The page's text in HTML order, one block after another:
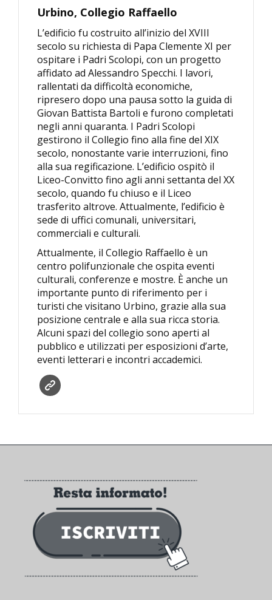
Urbino, Collegio Raffaello
L’edificio fu costruito all’inizio del XVIII
secolo su richiesta di Papa Clemente XI per
ospitare i Padri Scolopi, con un progetto
affidato ad Alessandro Specchi. I lavori,
rallentati da difficoltà economiche,
ripresero dopo una pausa sotto la guida di
Giovan Battista Bartoli e furono completati
negli anni quaranta. I Padri Scolopi
gestirono il Collegio fino alla fine del XIX
secolo, nonostante varie interruzioni, fino
alla sua regificazione. L’edificio ospitò il
Liceo-Convitto fino agli anni settanta del XX
secolo, quando fu chiuso e il Liceo
trasferito altrove. Attualmente, l’edificio è
sede di uffici comunali, universitari,
commerciali e culturali.
Attualmente, il Collegio Raffaello è un
centro polifunzionale che ospita eventi
culturali, conferenze e mostre. È anche un
importante punto di riferimento per i
turisti che visitano Urbino, grazie alla sua
posizione centrale e alla sua ricca storia.
Alcuni spazi del collegio sono aperti al
pubblico e utilizzati per esposizioni d’arte,
eventi letterari e incontri accademici.